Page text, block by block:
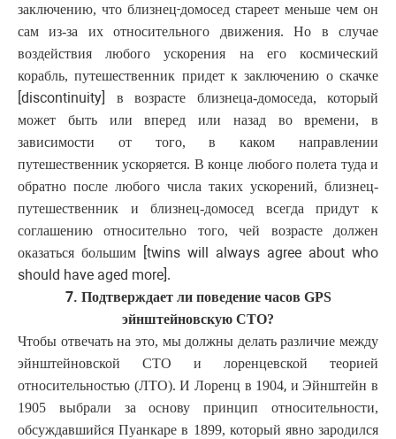
заключению, что близнец-домосед стареет меньше чем он
сам из-за их относительного движения. Но в случае
воздействия любого ускорения на его космический
корабль, путешественник придет к заключению о скачке
[discontinuity] в возрасте близнеца-домоседа, который
может быть или вперед или назад во времени, в
зависимости от того, в каком направлении
путешественник ускоряется. В конце любого полета туда и
обратно после любого числа таких ускорений, близнец-
путешественник и близнец-домосед всегда придут к
соглашению относительно того, чей возрасте должен
оказаться большим
[twins will always agree about who
should have aged more].
7. Подтверждает ли поведение часов GPS
эйнштейновскую СТО?
Чтобы отвечать на это, мы должны делать различие между
эйнштейновской СТО и лоренцевской теорией
относительностью (ЛТО). И Лоренц в 1904, и Эйнштейн в
1905 выбрали за основу принцип относительности,
обсуждавшийся Пуанкаре в 1899, который явно зародился